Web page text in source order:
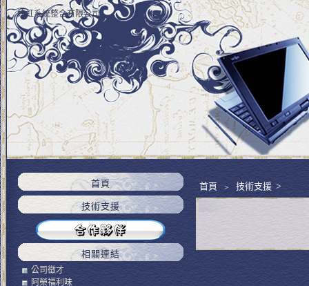
婕虹系統整合有限公司
首頁 ﹥ 技術支援 >
首頁
技術支援
相關連結
公司徵才
阿榮福利味